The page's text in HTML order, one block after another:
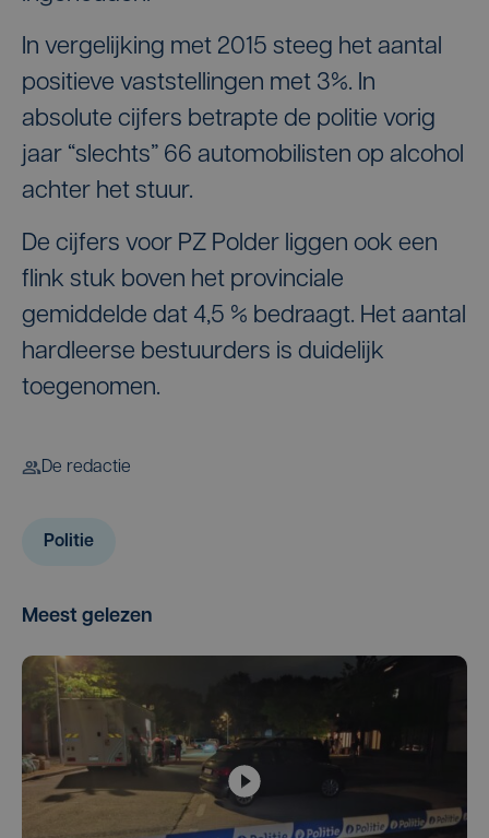
In vergelijking met 2015 steeg het aantal
positieve vaststellingen met 3%. In
absolute cijfers betrapte de politie vorig
jaar “slechts” 66 automobilisten op alcohol
achter het stuur.
De cijfers voor PZ Polder liggen ook een
flink stuk boven het provinciale
gemiddelde dat 4,5 % bedraagt. Het aantal
hardleerse bestuurders is duidelijk
toegenomen.
De redactie
Politie
Meest gelezen